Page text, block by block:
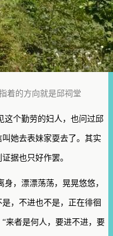
着的方向就是邱祠堂
这个勤劳的妇人，也问过邱
她去表妹家耍去了。其实
据也只好作罢。
，漂漂荡荡，晃晃悠悠，
，不进也不是，正在徘徊
来者是何人，要进不进，要